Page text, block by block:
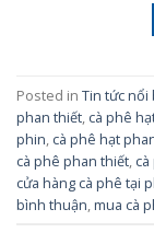
Posted in Tin tức nổi
phan thiết, cà phê
phin, cà phê hạt
cà phê phan thiết,
cửa hàng cà phê tại
bình thuận,mua cà